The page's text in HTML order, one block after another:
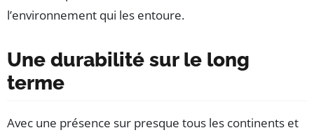
l’environnement qui les entoure.
Une durabilité sur le long
terme
Avec une présence sur presque tous les continents et